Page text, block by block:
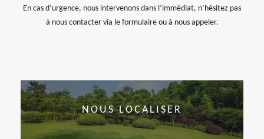
En cas d’urgence, nous intervenons dans l’immédiat, n’hésitez pas
à nous contacter via le formulaire ou à nous appeler.
NOUS LOCALISER